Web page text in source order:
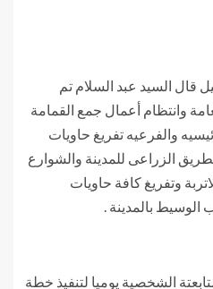
السيد عبد السلام تم
وانتظام أعمال جمع القمامة
والفرعيه تفريغ حاويات
الزراعى للمدينة والشوارع
وتفريغ كافة حاويات
الوسيط بالمدينة .
الشخصية يوميا لتنفيذ خطة